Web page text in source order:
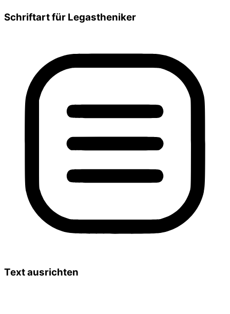
Schriftart für Legastheniker
Text ausrichten